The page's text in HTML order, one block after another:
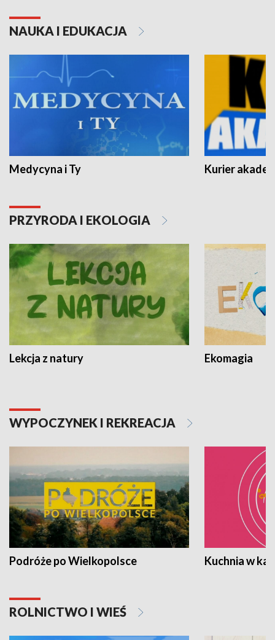
NAUKA I EDUKACJA
Medycyna i Ty Kurier
PRZYRODA I EKOLOGIA
Lekcja z natury Ekomagia
WYPOCZYNEK I REKREACJA
Podróże po Wielkopolsce Kuchnia w
ROLNICTWO I WIEŚ